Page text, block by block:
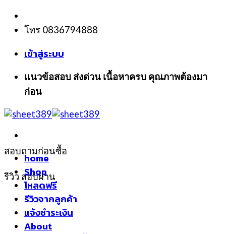
Skip
content
โทร 0836794888
เข้าสู่ระบบ
แนวข้อสอบ ส่งด่วน เนื้อหาครบ คุณภาพต้องมา
ก่อน
home
Shop
โหลดฟรี
รีวิวจากลูกค้า
แจ้งชำระเงิน
About
สอบถามก่อนซื้อ
รีวิว สอบผ่าน